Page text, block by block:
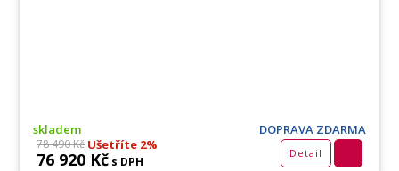
skladem DOPRAVA ZDARMA
78 490 KčUšetříte 2%
76 920 Kč s DPH
Detail